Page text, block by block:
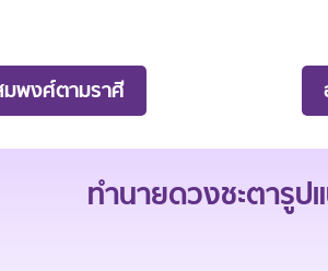
มพงศ์ตามราศี
ทำนายดวงชะตารูป